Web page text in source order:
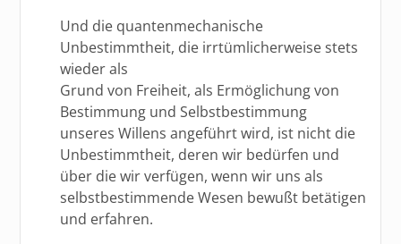
Und die quantenmechanische
Unbestimmtheit, die irrtümlicherweise stets
wieder als
Grund von Freiheit, als Ermöglichung von
Bestimmung und Selbstbestimmung
unseres Willens angeführt wird, ist nicht die
Unbestimmtheit, deren wir bedürfen und
über die wir verfügen, wenn wir uns als
selbstbestimmende Wesen bewußt betätigen
und erfahren.